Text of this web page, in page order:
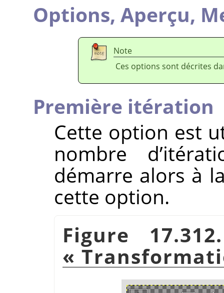
Options, Aperçu,
Note
Ces options sont décrites
Première itération
Cette option est
nombre
démarre alors à
cette option.
Figure
«